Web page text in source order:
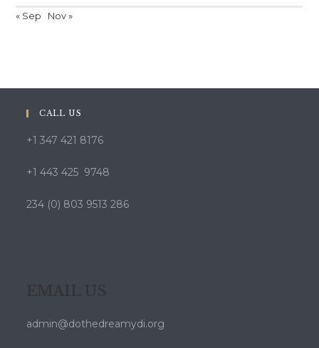
« Sep Nov »
CALL US
+1 347 421 8176
+1 443 425 9748
234 (0) 803 9513 286
EMAIL US
admin@dothedreamydi.org